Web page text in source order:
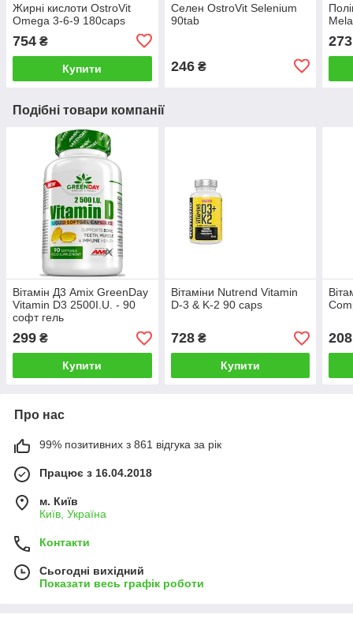
Жирні кислоти OstroVit
Omega 3-6-9 180caps
754 ₴
Купити
Селен OstroVit Selenium
90tab
246₴
273
Подібні товари компанії
Вітамін Д3 Amix GreenDay
Vitamin D3 2500I.U. - 90
софт гель
299 ₴
Купити
Вітаміни Nutrend Vitamin
D-3 & K-2 90 caps
728₴
Купити
208
Про нас
99% позитивних з 861 відгука за рік
Працює з 16.04.2018
м. Київ
Київ, Україна
Контакти
Сьогодні вихідний
Показати весь графік роботи